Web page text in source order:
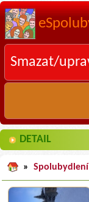
Smazat/
DETAIL
»